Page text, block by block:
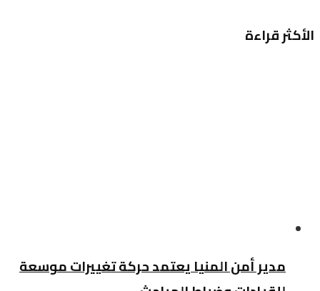
الأكثر قراءة
مدير أمن المنيا يعتمد حركة تغييرات موسعة